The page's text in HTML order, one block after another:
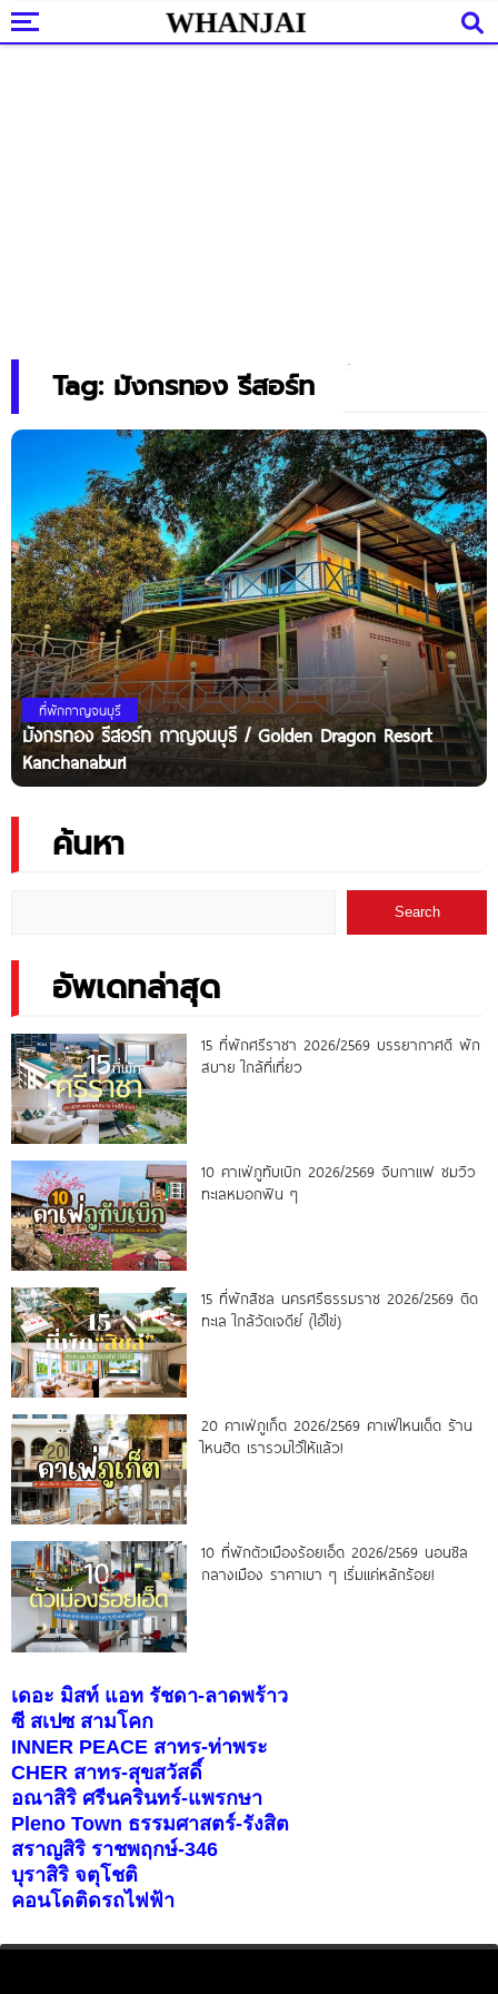
Tag: มังกรทอง รีสอร์ท
ที่พักกาญจนบุรี
มังกรทอง รีสอร์ท กาญจนบุรี / Golden Dragon Resort
Kanchanaburi
ค้นหา
Search
อัพเดทล่าสุด
15 ที่พักศรีราชา 2026/2569 บรรยากาศดี พัก
สบาย ใกล้ที่เที่ยว
10 คาเฟ่ภูทับเบิก 2026/2569 จิบกาแฟ ชมวิว
ทะเลหมอกฟิน ๆ
15 ที่พักสิชล นครศรีธรรมราช 2026/2569 ติด
ทะเล ใกล้วัดเจดีย์ (ไอ้ไข่)
20 คาเฟ่ภูเก็ต 2026/2569 คาเฟ่ไหนเด็ด ร้าน
ไหนฮิต เรารวมไว้ให้แล้ว!
10 ที่พักตัวเมืองร้อยเอ็ด 2026/2569 นอนชิล
กลางเมือง ราคาเบา ๆ เริ่มแค่หลักร้อย!
เดอะ มิสท์ แอท รัชดา-ลาดพร้าว
ซี สเปซ สามโคก
INNER PEACE สาทร-ท่าพระ
CHER สาทร-สุขสวัสดิ์
อณาสิริ ศรีนครินทร์-แพรกษา
Pleno Town ธรรมศาสตร์-รังสิต
สราญสิริ ราชพฤกษ์-346
บุราสิริ จตุโชติ
คอนโดติดรถไฟฟ้า